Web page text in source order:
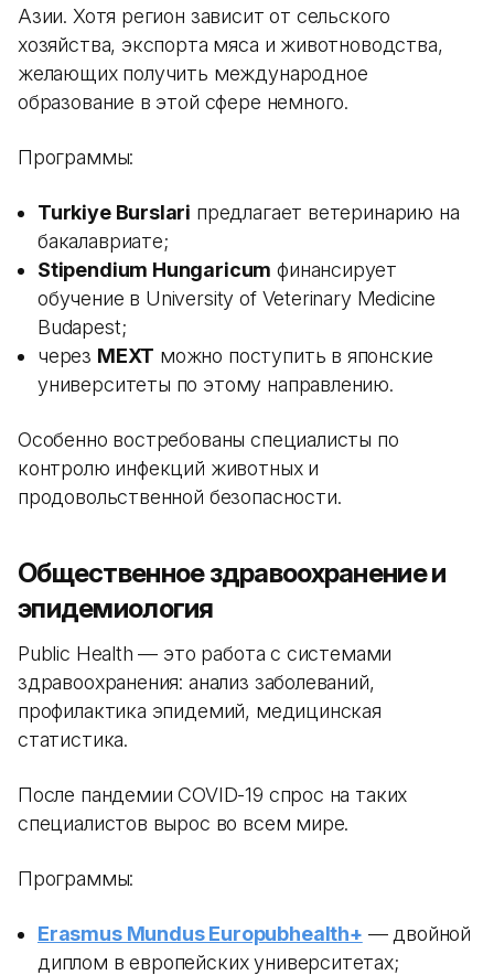
Азии. Хотя регион зависит от сельского
хозяйства, экспорта мяса и животноводства,
желающих получить международное
образование в этой сфере немного.
Программы:
Turkiye Burslari предлагает ветеринарию на
бакалавриате;
Stipendium Hungaricum финансирует
обучение в University of Veterinary Medicine
Budapest;
через MEXT можно поступить в японские
университеты по этому направлению.
Особенно востребованы специалисты по
контролю инфекций животных и
продовольственной безопасности.
Общественное здравоохранение и
эпидемиология
Public Health — это работа с системами
здравоохранения: анализ заболеваний,
профилактика эпидемий, медицинская
статистика.
После пандемии COVID-19 спрос на таких
специалистов вырос во всем мире.
Программы:
Erasmus Mundus Europubhealth+ — двойной
диплом в европейских университетах;